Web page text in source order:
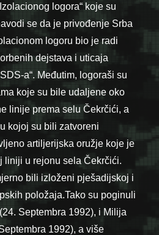
logora“ koje su
se da je privođenje Srba
logoru bio je radi
dejstava i uticaja
a“. Međutim, logoraši su
koje su bile udaljene oko
linije prema selu Čekrčići, a
kojoj su bili zatvoreni
artiljerijska oružje koje je
liniji u rejonu sela Čekrčići.
bili izloženi pješadijskoj i
položaja.Tako su poginuli
Septembra 1992), i Milija
1992), a više